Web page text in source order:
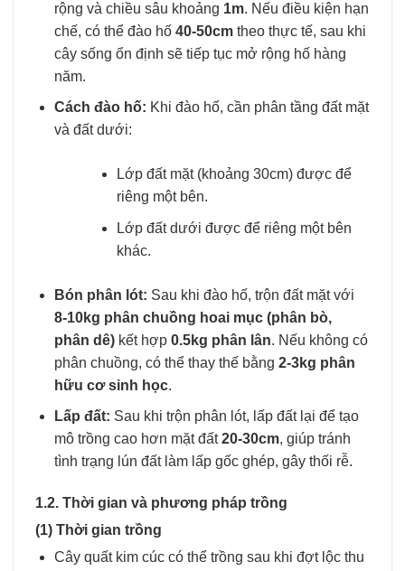
rộng và chiều sâu khoảng 1m. Nếu điều kiện hạn
chế, có thể đào hố 40-50cmtheo thực tế, sau khi
cây sống ổn định sẽ tiếp tục mở rộng hố hàng
năm.
Cách đào hố: Khi đào hố, cần phân tầng đất mặt
và đất dưới:
Lớp đất mặt (khoảng 30cm) được để
riêng một bên.
Lớp đất dưới được để riêng một bên
khác.
Bón phân lót: Sau khi đào hố, trộn đất mặt với
8-10kg phân chuồng hoai mục (phân bò,
phân dê)kết hợp 0.5kg phân lân. Nếu không có
phân chuồng, có thể thay thế bằng 2-3kg phân
hữu cơ sinh học.
Lấp đất: Sau khi trộn phân lót, lấp đất lại để tạo
mô trồng cao hơn mặt đất20-30cm, giúp tránh
tình trạng lún đất làm lấp gốc ghép, gây thối rễ.
1.2. Thời gian và phương pháp trồng
(1) Thời gian trồng
Cây quất kim cúc có thể trồng sau khi đợt lộc thu